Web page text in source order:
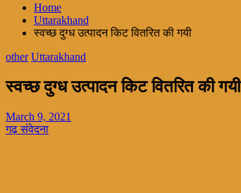
Home
Uttarakhand
स्वच्छ दुग्ध उत्पादन किट वितरित की गयी
other Uttarakhand
स्वच्छ दुग्ध उत्पादन किट वितरित की गयी
March 9, 2021
गढ़ संवेदना